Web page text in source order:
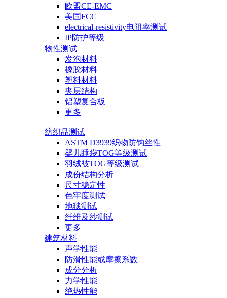
欧盟CE-EMC
美国FCC
electrical-resistivity电阻率测试
IP防护等级
物性测试
发泡材料
橡胶材料
塑料材料
夹层结构
铝塑复合板
更多
纺织品测试
ASTM D3939织物防钩丝性
婴儿睡袋TOG等级测试
羽绒被TOG等级测试
成份结构分析
尺寸稳定性
色牢度测试
地毯测试
纤维及纱测试
更多
建筑材料
声学性能
防滑性能或摩擦系数
成分分析
力学性能
绝热性能